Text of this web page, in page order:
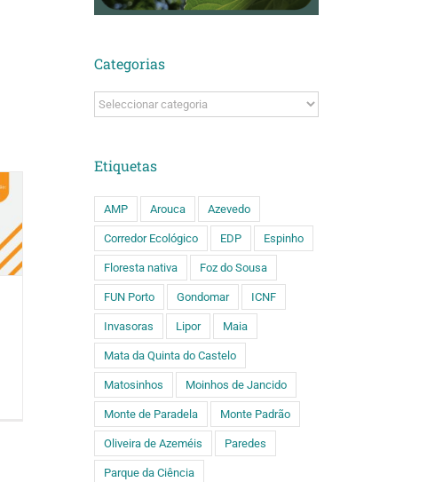
Categorias
Categorias
Etiquetas
AMP Arouca Azevedo
Corredor Ecológico EDP Espinho
Floresta nativa Foz do Sousa
FUN Porto Gondomar ICNF
Invasoras Lipor Maia
Mata da Quinta do Castelo
Matosinhos Moinhos de Jancido
Monte de Paradela Monte Padrão
Oliveira de Azeméis Paredes
Parque da Ciência